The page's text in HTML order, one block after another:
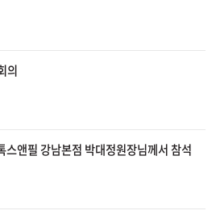
의
스앤필 강남본점 박대정원장님께서 참석